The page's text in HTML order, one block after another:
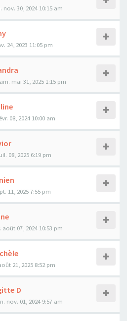
nov. 30, 2024 10:15 am
24, 2023 11:05 pm
mai 31, 2025 1:15 pm
08, 2024 10:00 am
08, 2025 6:19 pm
11, 2025 7:55 pm
août 07, 2024 10:53 pm
21, 2025 8:52 pm
D
nov. 01, 2024 9:57 am